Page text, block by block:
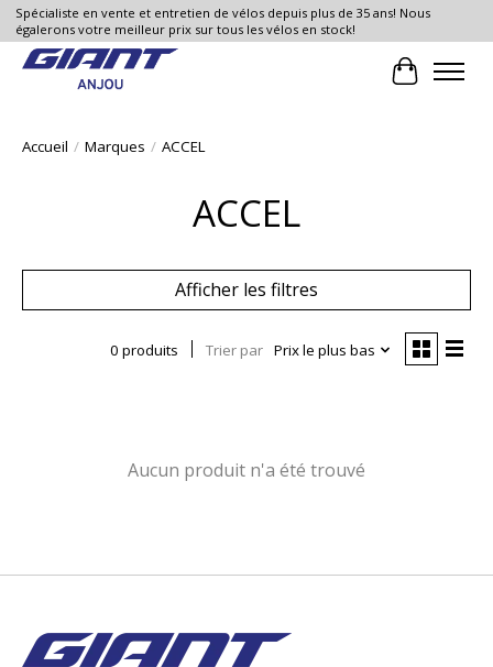
Spécialiste en vente et entretien de vélos depuis plus de 35 ans! Nous
égalerons votre meilleur prix sur tous les vélos en stock!
Panier
Accueil / Marques / ACCEL
ACCEL
Afficher les filtres
0 produits Trier par Prix le plus bas
Aucun produit n'a été trouvé